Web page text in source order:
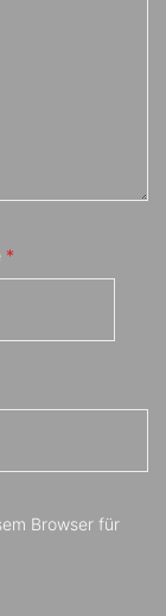
*
Browser für